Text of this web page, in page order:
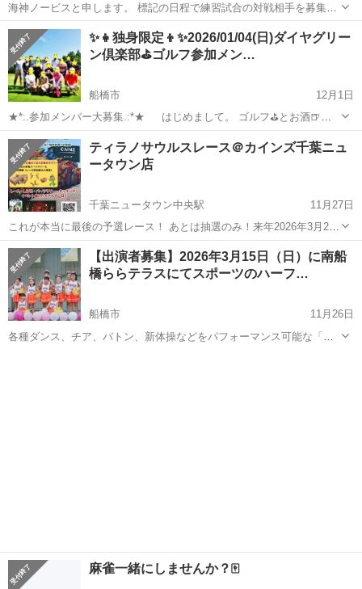
海神ノービスと申します。 標記の日程で練習試合の対戦相手を募集し
ています。 日時 1/25（日）8時30分～10時30分 グラウンドの場所
船橋市若松公園野球場Ａ面 千葉県船橋市浜町3丁目4－2 ...
千葉 船橋市 南船橋駅 野球場
✨👧独身限定👦✨2026/01/04(日)ダイヤグリー
ン倶楽部⛳ゴルフ参加メン…
船橋市
12月1日
★*:.参加メンバー大募集.:*★ はじめまして。 ゴルフ⛳とお酒🍺と
ラーメン🍜をこよなく愛するゴルフサークルFun☆Fanです🎵関東のラ
ウンド中心に親睦会や練習会、土日祝平日ゴルフ&イベント盛りだくさ
ん🎵 独身...
千葉 船橋市 スポーツ
ティラノサウルスレース＠カインズ千葉ニュ
ータウン店
千葉ニュータウン中央駅
11月27日
これが本当に最後の予選レース！ あとは抽選のみ！来年2026年3月21
日（土）に千葉県船橋市・船橋競馬場で開催される 「ティラノフェス
vol.2」 に向けた、最終ゲートラン予選・第5戦が緊急開催決定！ 🦖 開
催概要...
千葉 船橋市 千葉ニュータウン中央駅 スポーツ レース
【出演者募集】2026年3月15日（日）に南船
橋ららテラスにてスポーツのハーフ…
船橋市
11月26日
各種ダンス、チア、バトン、新体操などをパフォーマンス可能な「チ
麻雀一緒にしませんか？🀄️